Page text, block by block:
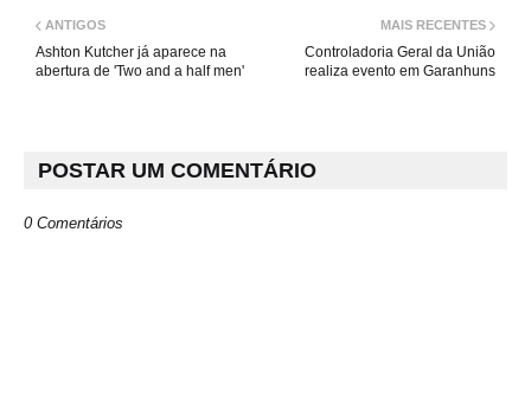
MAIS RECENTES
Controladoria Geral da União
realiza evento em Garanhuns
ANTIGOS
Ashton Kutcher já aparece na
abertura de 'Two and a half men'
POSTAR UM COMENTÁRIO
0 Comentários